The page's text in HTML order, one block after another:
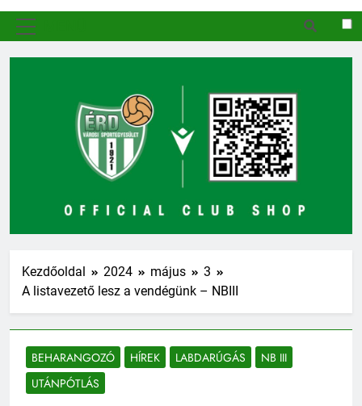
Kezdőoldal 2024 május
3
A listavezető lesz a vendégünk – NBIII
BEHARANGOZÓ HÍREK LABDARÚGÁS
NB III
UTÁNPÓTLÁS